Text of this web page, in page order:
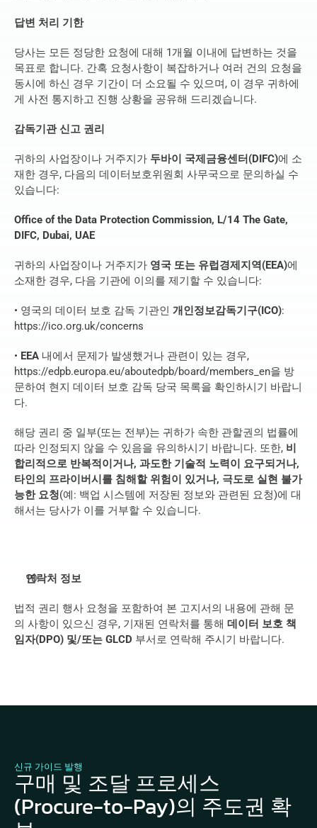
답변 처리 기한
당사는 모든 정당한 요청에 대해 1개월 이내에 답변하는 것을
목표로 합니다. 간혹 요청사항이 복잡하거나 여러 건의 요청을
동시에 하신 경우 기간이 더 소요될 수 있으며, 이 경우 귀하에
게 사전 통지하고 진행 상황을 공유해 드리겠습니다.
감독기관 신고 권리
귀하의 사업장이나 거주지가 두바이 국제금융센터(DIFC)에 소
재한 경우, 다음의 데이터보호위원회 사무국으로 문의하실 수
있습니다:
Office of the Data Protection Commission, L/14 The Gate,
DIFC, Dubai, UAE
귀하의 사업장이나 거주지가 영국 또는 유럽경제지역(EEA)에
소재한 경우, 다음 기관에 이의를 제기할 수 있습니다:
• 영국의 데이터 보호 감독 기관인 개인정보감독기구(ICO)
https://ico.org.uk/concerns
• EEA
https://edpb.europa.eu/aboutedpb/board/members_en을 방
문하여 현지 데이터 보호 감독 당국 목록을 확인하시기 바랍니
다.
해당 권리 중 일부(또는 전부)는 귀하가 속한 관할권의 법률에
따라 인정되지 않을 수 있음을 유의하시기 바랍니다. 또한, 비
합리적으로 반복적이거나, 과도한 기술적 노력이 요구되거나,
타인의 프라이버시를 침해할 위험이 있거나, 극도로 실현 불가
능한 요청(예: 백업 시스템에 저장된 정보와 관련된 요청)에 대
해서는 당사가 이를 거부할 수 있습니다.
연락처 정보
법적 권리 행사 요청을 포함하여 본 고지서의 내용에 관해 문
의 사항이 있으신 경우, 기재된 연락처를 통해 데이터 보호 책
임자(DPO) 및/또는 GLCD 부서로 연락해 주시기 바랍니다.
신규 가이드 발행
구매 및 조달 프로세스
(Procure-to-Pay)의 주도권 확